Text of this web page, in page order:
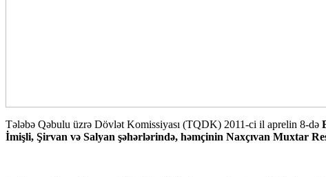
Tələbə Qəbulu üzrə Dövlət Komissiyası (TQDK) 2011-ci il aprelin 8-də
İmişli, Şirvan və Salyan şəhərlərində, həmçinin Naxçıvan Muxtar